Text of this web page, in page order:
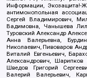
Информации, Экозащита!-
антимонопольная
Сергей Владимирович,
Вадимовна, Чанышева
Туровский Александр
Анна Валерьевна,
Николаевич, Пивоваров
Виталий Евгеньевич,
Александрович,
Шведов Григорий
Валерий Валерьевич,